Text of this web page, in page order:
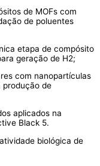
de MOFs com
de poluentes
etapa de compósito
geração de H2;
com nanopartículas
produção de
aplicados na
Black 5.
biológica de